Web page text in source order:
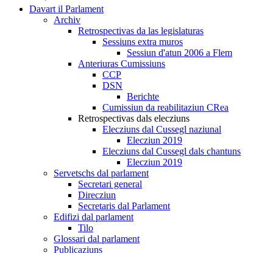
Davart il Parlament
Archiv
Retrospectivas da las legislaturas
Sessiuns extra muros
Sessiun d'atun 2006 a Flem
Anteriuras Cumissiuns
CCP
DSN
Berichte
Cumissiun da reabilitaziun CRea
Retrospectivas dals elecziuns
Elecziuns dal Cussegl naziunal
Elecziun 2019
Elecziuns dal Cussegl dals chantuns
Elecziun 2019
Servetschs dal parlament
Secretari general
Direcziun
Secretaris dal Parlament
Edifizi dal parlament
Tilo
Glossari dal parlament
Publicaziuns